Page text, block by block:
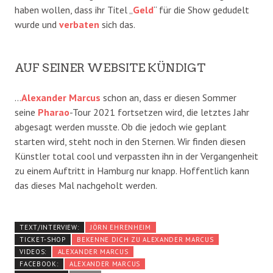
haben wollen, dass ihr Titel „ Geld“ für die Show gedudelt
wurde und verbaten sich das.
AUF SEINER WEBSITE KÜNDIGT
…Alexander Marcus schon an, dass er diesen Sommer
seine Pharao-Tour 2021 fortsetzen wird, die letztes Jahr
abgesagt werden musste. Ob die jedoch wie geplant
starten wird, steht noch in den Sternen. Wir finden diesen
Künstler total cool und verpassten ihn in der Vergangenheit
zu einem Auftritt in Hamburg nur knapp. Hoffentlich kann
das dieses Mal nachgeholt werden.
TEXT/INTERVIEW:
JÖRN EHRENHEIM
TICKET-SHOP
BEKENNE DICH ZU ALEXANDER MARCUS
VIDEOS:
ALEXANDER MARCUS
FACEBOOK:
ALEXANDER MARCUS